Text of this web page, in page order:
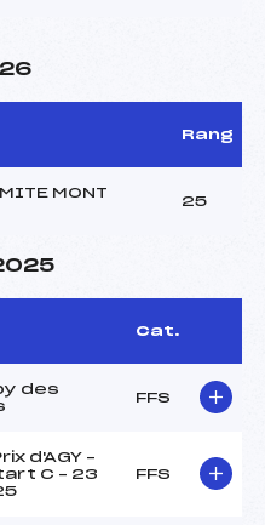
Rang
MONT
25
Cat.
des
FFS
d'AGY –
C – 23
FFS